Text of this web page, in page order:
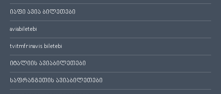
იაფი ავია ბილეთები
aviabiletebi
tvitmfrinavis biletebi
იტალიის ავიაბილეთები
საფრანგეთის ავიაბილეთები